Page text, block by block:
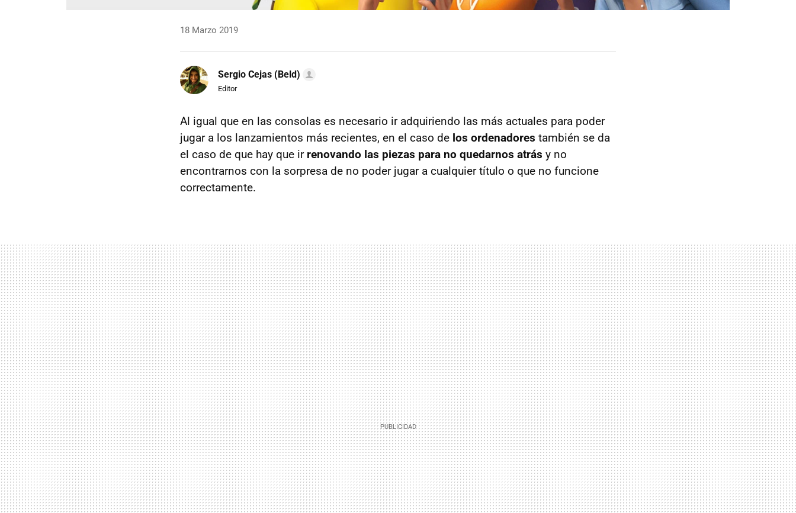
18 Marzo 2019
Sergio Cejas (Beld)
Editor
Al igual que en las consolas es necesario ir adquiriendo las más actuales para poder
jugar a los lanzamientos más recientes, en el caso de los ordenadores también se da
el caso de que hay que ir renovando las piezas para no quedarnos atrás y no
encontrarnos con la sorpresa de no poder jugar a cualquier título o que no funcione
correctamente.